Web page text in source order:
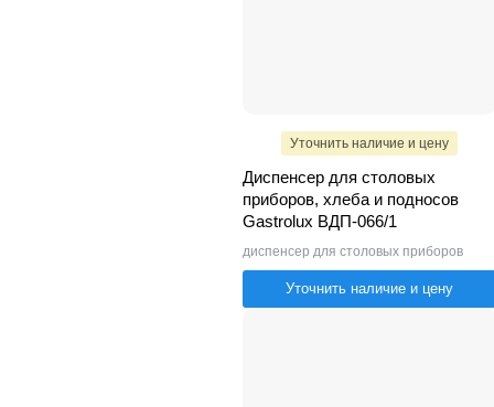
Уточнить наличие и цену
Диспенсер для столовых
приборов, хлеба и подносов
Gastrolux ВДП-066/1
диспенсер для столовых приборов
Уточнить наличие и цену